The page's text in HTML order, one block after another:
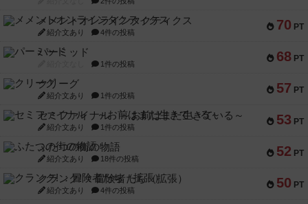
70 PT
メメントオンラインタクティクス
紹介文あり 4件の投稿
68 PT
パーミッド
1件の投稿
57 PT
クリーグ
紹介文あり 1件の投稿
53 PT
セミファイナル ～お前はまだ生きている～
紹介文あり 1件の投稿
52 PT
ふたつの街の物語
紹介文あり 18件の投稿
50 PT
クランク! ：冒険者たち（拡張）
紹介文あり 4件の投稿